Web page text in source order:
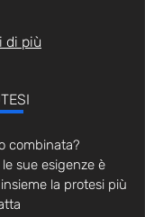
di più
combinata?
sue esigenze è
la protesi più